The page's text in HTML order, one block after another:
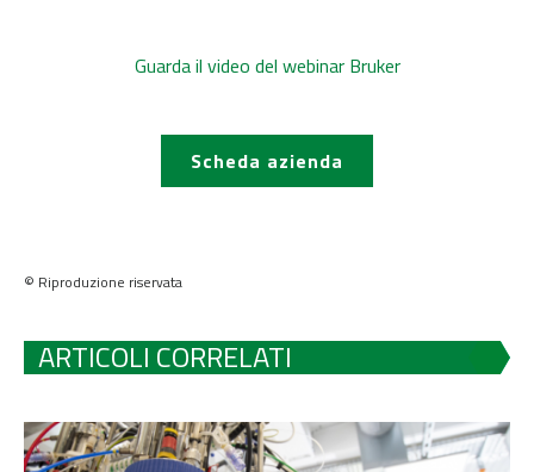
Guarda il video del webinar Bruker
Scheda azienda
© Riproduzione riservata
ARTICOLI CORRELATI